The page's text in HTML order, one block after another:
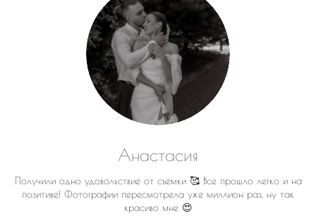
Анастасия
Получили одно удовольствие от съемки 🥰 Все прошло легко и на
позитиве! Фотографии пересмотрела уже миллион раз, ну так
красиво мне 😍